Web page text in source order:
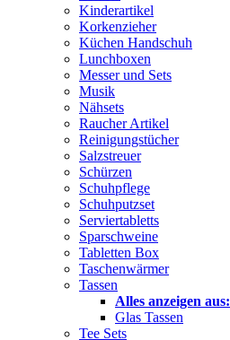
Kinderartikel
Korkenzieher
Küchen Handschuh
Lunchboxen
Messer und Sets
Musik
Nähsets
Raucher Artikel
Reinigungstücher
Salzstreuer
Schürzen
Schuhpflege
Schuhputzset
Serviertabletts
Sparschweine
Tabletten Box
Taschenwärmer
Tassen
Alles anzeigen aus:
Glas Tassen
Tee Sets